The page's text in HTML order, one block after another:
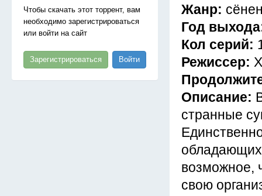
Чтобы скачать этот торрент, вам
необходимо зарегистрироваться
или войти на сайт
Зарегистрироваться Войти
Жанр:
Год
Кол серий:
Режиссер:
Описание:
странные
возможное,
свою